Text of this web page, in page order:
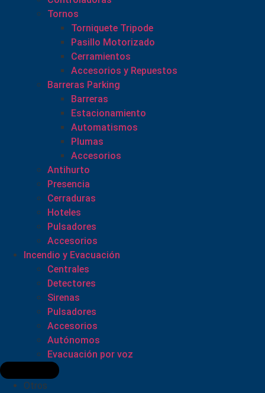
Tornos
Torniquete Tripode
Pasillo Motorizado
Cerramientos
Accesorios y Repuestos
Barreras Parking
Barreras
Estacionamiento
Automatismos
Plumas
Accesorios
Antihurto
Presencia
Cerraduras
Hoteles
Pulsadores
Accesorios
Incendio y Evacuación
Centrales
Detectores
Sirenas
Pulsadores
Accesorios
Autónomos
Evacuación por voz
Otros